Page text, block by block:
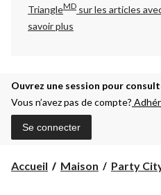
TriangleMD sur les articles
savoir plus
Ouvrez une session pour
Vous n’avez pas de compte?
Se connecter
Accueil Maison Party